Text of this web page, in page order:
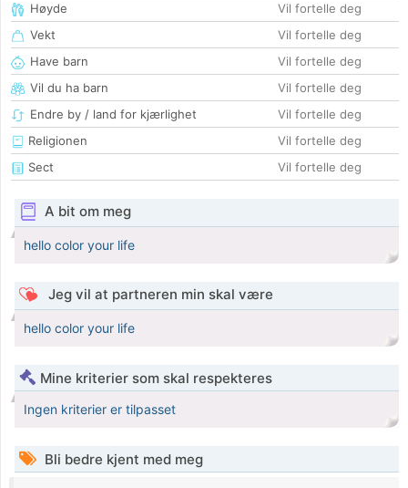
Høyde
Vil fortelle deg
Vekt
Vil fortelle deg
Have barn
Vil fortelle deg
Vil du ha barn
Vil fortelle deg
Endre by / land for kjærlighet
Vil fortelle deg
Religionen
Vil fortelle deg
Sect
Vil fortelle deg
A bit om meg
hello color your life
Jeg vil at partneren min skal være
hello color your life
Mine kriterier som skal respekteres
Ingen kriterier er tilpasset
Bli bedre kjent med meg